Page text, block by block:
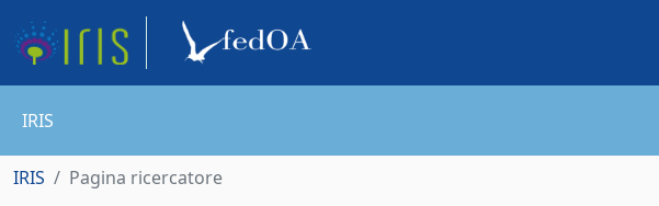
IRIS
IRIS Pagina ricercatore